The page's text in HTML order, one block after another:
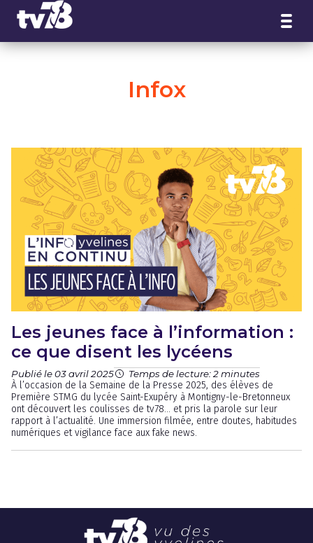
Infox
Les jeunes face à l’information :
ce que disent les lycéens
Publié le 03 avril 2025 Temps de lecture: 2 minutes
À l’occasion de la Semaine de la Presse 2025, des élèves de
Première STMG du lycée Saint-Exupéry à Montigny-le-Bretonneux
ont découvert les coulisses de tv78… et pris la parole sur leur
rapport à l’actualité. Une immersion filmée, entre doutes, habitudes
numériques et vigilance face aux fake news.
Panneau de gestion des cookies